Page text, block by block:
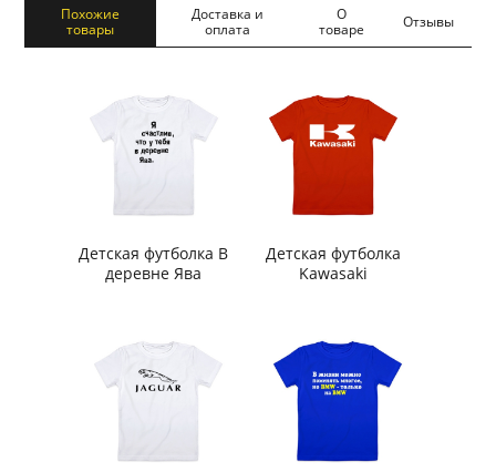
Похожие
товары
Доставка и
оплата
О
товаре
Отзывы
Детская футболка В
деревне Ява
Детская футболка
Kawasaki